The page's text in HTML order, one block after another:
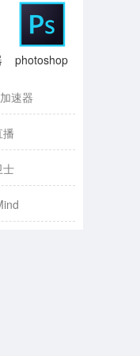
photoshop
速器
播
士